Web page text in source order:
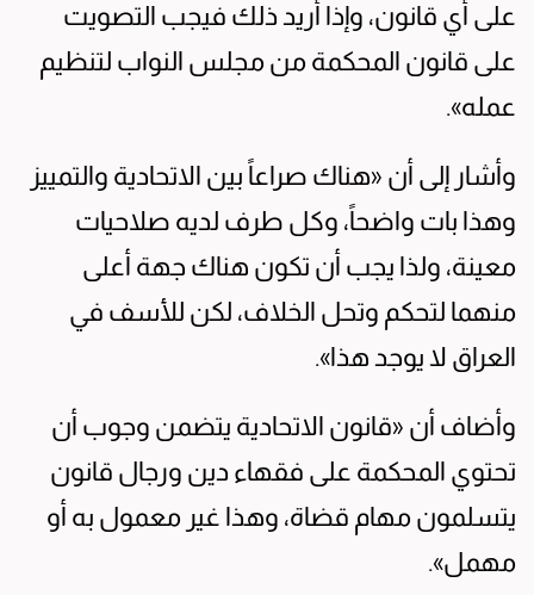
على أي قانون، وإذا أريد ذلك فيجب التصويت
على قانون المحكمة من مجلس النواب لتنظيم
عمله».
وأشار إلى أن «هناك صراعاً بين الاتحادية والتمييز
وهذا بات واضحاً، وكل طرف لديه صلاحيات
معينة، ولذا يجب أن تكون هناك جهة أعلى
منهما لتحكم وتحل الخلاف، لكن للأسف في
العراق لا يوجد هذا».
وأضاف أن «قانون الاتحادية يتضمن وجوب أن
تحتوي المحكمة على فقهاء دين ورجال قانون
يتسلمون مهام قضاة، وهذا غير معمول به أو
مهمل».